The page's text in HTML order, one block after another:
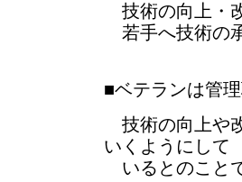
技術の向上・
若手へ技術の
■ベテランは管
技術の向上や
いくようにして
いるとのこと